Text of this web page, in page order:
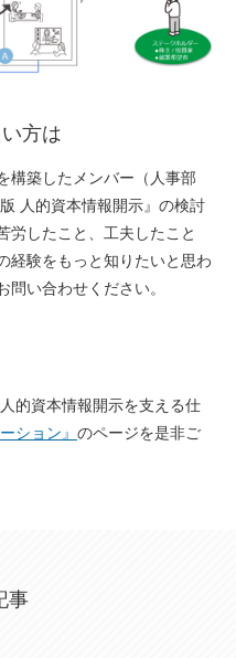
方は
構築したメンバー（人事部
人的資本情報開示』の検討
労したこと、工夫したこと
経験をもっと知りたいと思わ
問い合わせください。
的資本情報開示を支える仕
ション』 のページを是非ご
事